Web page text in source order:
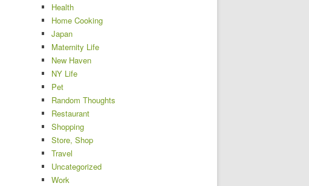
Health
Home Cooking
Japan
Maternity Life
New Haven
NY Life
Pet
Random Thoughts
Restaurant
Shopping
Store, Shop
Travel
Uncategorized
Work